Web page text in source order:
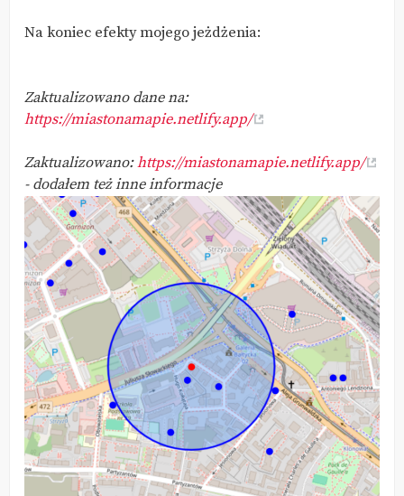
Na koniec efekty mojego jeżdżenia:
Zaktualizowano dane na:
https://miastonamapie.netlify.app/
Zaktualizowano:https://miastonamapie.netlify.app/
- dodałem też inne informacje